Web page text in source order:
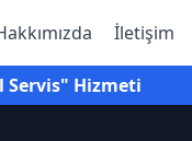
İletişim
Servis" Hizmeti